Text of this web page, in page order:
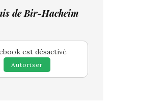
de Bir-Hacheim
est désactivé
Autoriser